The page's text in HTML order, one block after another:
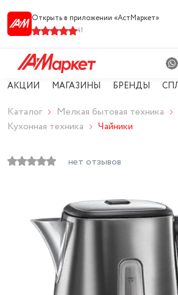
Открыть в приложении «АстМарке‪т‬»
41
АКЦИИ МАГАЗИНЫ БРЕНДЫ
Каталог
Мелкая бытовая техника
Кухонная техника
Чайники
нет отзывов